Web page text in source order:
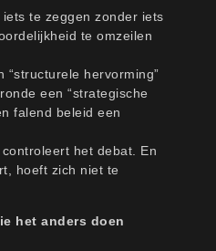
te zeggen zonder iets
te omzeilen
“structurele hervorming”
een “strategische
falend beleid een
het debat. En
hoeft zich niet te
het anders doen